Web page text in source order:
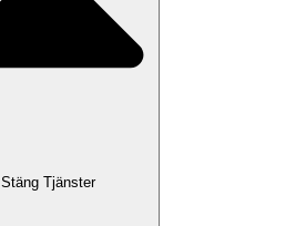
Stäng Tjänster